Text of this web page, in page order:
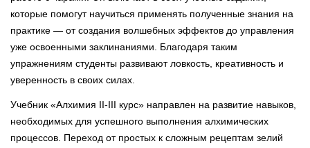
которые помогут научиться применять полученные знания на
практике — от создания волшебных эффектов до управления
уже освоенными заклинаниями. Благодаря таким
упражнениям студенты развивают ловкость, креативность и
уверенность в своих силах.
Учебник «Алхимия II-III курс» направлен на развитие навыков,
необходимых для успешного выполнения алхимических
процессов. Переход от простых к сложным рецептам зелий